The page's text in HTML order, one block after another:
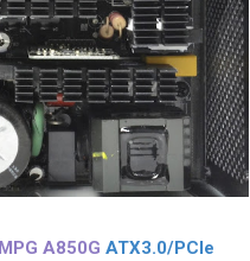
MPG A850G ATX3.0/PCIe